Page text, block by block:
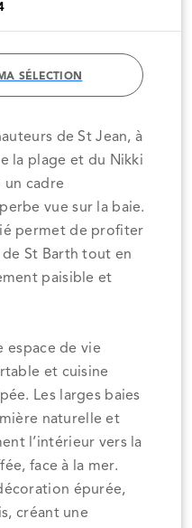
SÉLECTION
de St Jean, à
la plage et du Nikki
un cadre
vue sur la baie.
permet de profiter
St Barth tout en
paisible et
espace de vie
et cuisine
Les larges baies
naturelle et
l’intérieur vers la
face à la mer.
épurée,
créant une